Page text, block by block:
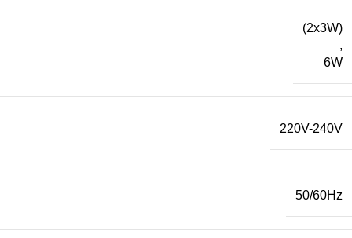
(2x3W)
,
6W
220V-240V
50/60Hz